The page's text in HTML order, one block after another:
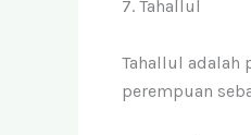
7. Tahallul
Tahallul adalah
perempuan